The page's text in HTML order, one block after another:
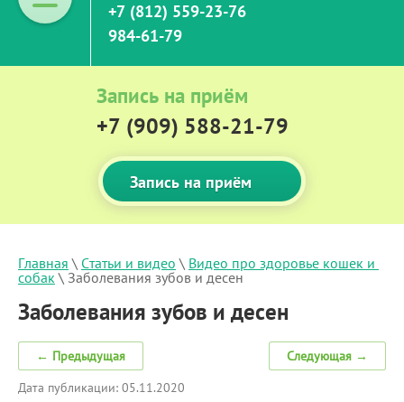
+7 (812) 559-23-76
984-61-79
Запись на приём
+7 (909) 588-21-79
Запись на приём
Главная \ Статьи и видео \ Видео про здоровье кошек и
собак \ Заболевания зубов и десен
Заболевания зубов и десен
← Предыдущая
Следующая →
Дата публикации: 05.11.2020